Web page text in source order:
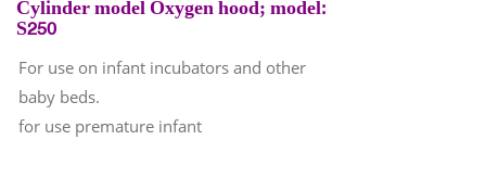
Cylinder model Oxygen hood; model:
S250
For use on infant incubators and other
baby beds.
for use premature infant